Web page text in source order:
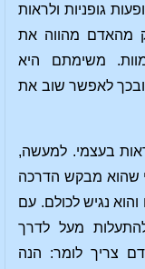
גופניות ולראות
מהאדם מהווה את
משימתם היא
ובכך לאפשר שוב את
בעצמי. למעשה,
שהוא מבקש הדרכה
נגיש לכולם. עם
מעל לדרך
צריך לומר: הנה